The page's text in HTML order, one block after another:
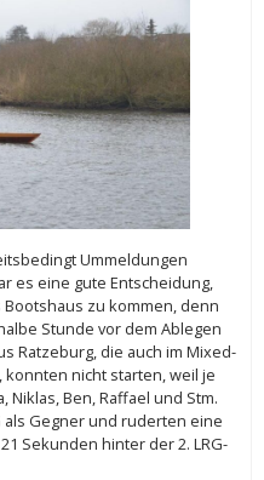
Ummeldungen
es eine gute Entscheidung,
zu kommen, denn
Stunde vor dem Ablegen
Ratzeburg, die auch im Mixed-
konnten nicht starten, weil je
Niklas, Ben, Raffael und Stm.
als Gegner und ruderten eine
Sekunden hinter der 2. LRG-